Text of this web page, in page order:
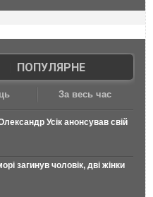
| ПОПУЛЯРНЕ
За весь час
Усік анонсував свій
загинув чоловік, дві жінки